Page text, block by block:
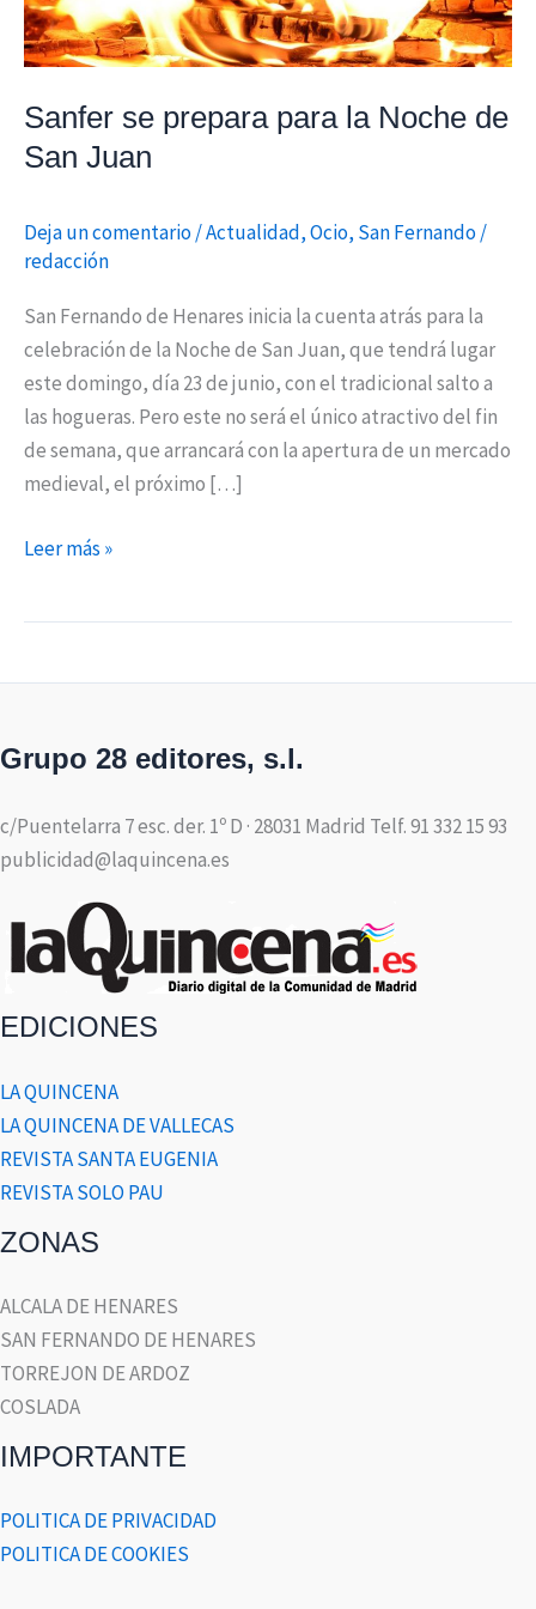
Sanfer se prepara para la Noche de
San Juan
Deja un comentario/Actualidad,Ocio, San Fernando/
redacción
San Fernando de Henares inicia la cuenta atrás para la
celebración de la Noche de San Juan, que tendrá lugar
este domingo, día 23 de junio, con el tradicional salto a
las hogueras. Pero este no será el único atractivo del fin
de semana, que arrancará con la apertura de un mercado
medieval, el próximo […]
Juan
Leer más »
Grupo 28 editores, s.l.
c/Puentelarra 7 esc. der. 1º D · 28031 Madrid Telf. 91 332 15 93
publicidad@laquincena.es
EDICIONES
LA QUINCENA
LA QUINCENA DE VALLECAS
REVISTA SANTA EUGENIA
REVISTA SOLO PAU
ZONAS
ALCALA DE HENARES
SAN FERNANDO DE HENARES
TORREJON DE ARDOZ
COSLADA
IMPORTANTE
POLITICA DE PRIVACIDAD
POLITICA DE COOKIES